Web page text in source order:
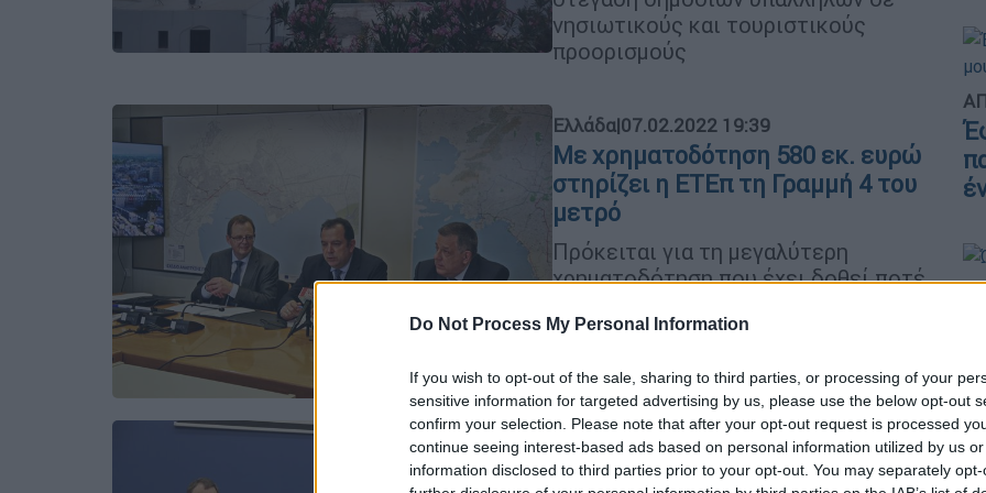
Do Not Process My Personal Information
If you wish to opt-out of the sale, sharing to third parties, or processing of your
sensitive information for targeted advertising by us, please use the below opt-out
confirm your selection. Please note that after your opt-out request is processed
continue seeing interest-based ads based on personal information utilized by us
information disclosed to third parties prior to your opt-out. You may separately
νησιωτικούς και τουριστικούς
προορισμούς
Ελλάδα|07.02.2022 19:39
Με χρηματοδότηση 580 εκ. ευρώ
στηρίζει η ΕΤΕπ τη Γραμμή 4 του
μετρό
Πρόκειται για τη μεγαλύτερη
χρηματοδότηση που έχει δοθεί ποτέ
έργου στην Ελλάδα από πλευράς
Ελλάδα|07.02.2022 14:45